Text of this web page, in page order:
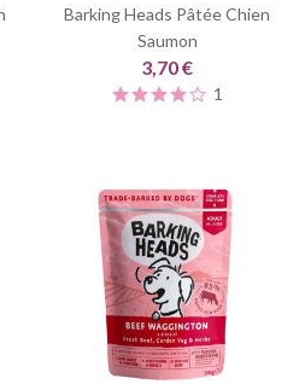
Barking Heads Pâtée Chien
Saumon
3,70 €
1